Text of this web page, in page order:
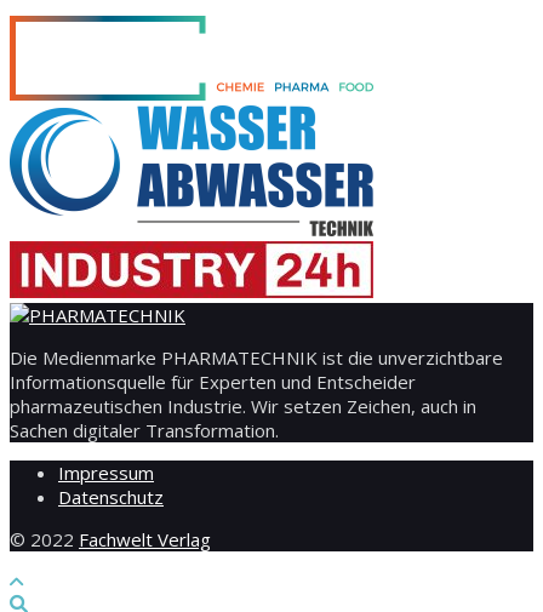
Die Medienmarke PHARMATECHNIK ist die unverzichtbare
Informationsquelle für Experten und Entscheider
pharmazeutischen Industrie. Wir setzen Zeichen, auch in
Sachen digitaler Transformation.
Impressum
Datenschutz
© 2022 Fachwelt Verlag